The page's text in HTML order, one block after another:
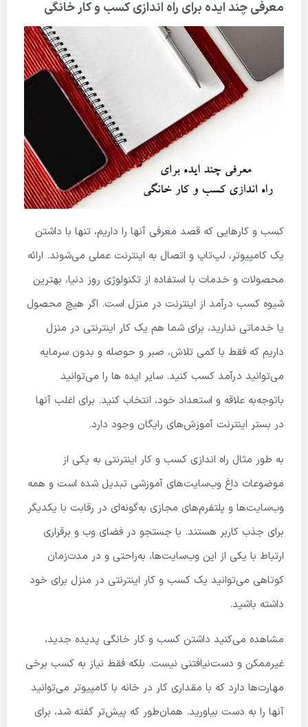
معرفی چند ایده برای راه اندازی کسب و کار خانگی
کسب و کارهایی که قصد معرفی آنها را داریم، تنها با داشتن
یک کامپیوتر، لپ‌تاپ و اتصال به اینترنت عملی می‌شوند. ارائه
محصولات و خدمات با استفاده از تکنولوژی روز دنیا، بهترین
شیوه کسب درآمد از اینترنت در منزل است. اگر هیچ محصول
یا خدماتی ندارید، برای شما هم یک کار اینترنتی در منزل
داریم که فقط با کمی تلاش، صبر و حوصله و بدون سرمایه
می‌توانید درآمد کسب کنید. سایر ایده ها را می‌توانید
باتوجه‌به علاقه و استعداد خود، انتخاب کنید. برای اغلب آنها
در بستر اینترنت آموزش‌های رایگان وجود دارد.
به طور مثال راه اندازی کسب و کار اینترنتی به یکی از
موضوعات داغ وب‌سایت‌های آموزشی تبدیل شده است و همه
وب‌سایت‌ها و پلتفرم‌های مجازی به‌گونه‌ای در رقابت با یکدیگر
برای جذب کاربر هستند. با جستجو در فضای وب و برقراری
ارتباط با یکی از این وب‌سایت‌ها، به‌راحتی و در مدت‌زمان
کوتاهی می‌توانید یک کسب و کار اینترنتی در منزل برای خود
داشته باشید.
مشاهده می‌کنید داشتن کسب و کار خانگی پدیده جدید،
غیرممکن و دست‌نیافتنی نیست. بلکه فقط نیاز به کسب برخی
مهارت‌ها دارد که با مقداری کار در خانه با کامپیوتر می‌توانید
آنها را به دست بیاورید. همان‌طور که پیش‌تر گفته شد، برای